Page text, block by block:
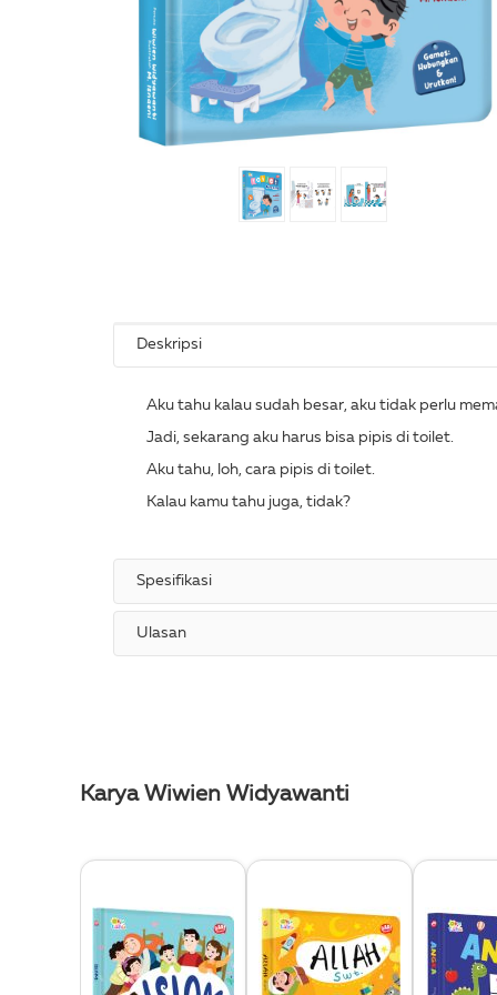
Deskripsi
Aku tahu kalau sudah besar, aku tidak perlu
Jadi, sekarang aku harus bisa pipis di toilet.
Aku tahu, loh, cara pipis di toilet.
Kalau kamu tahu juga,
Spesifikasi
Ulasan
Karya Wiwien Widyawanti